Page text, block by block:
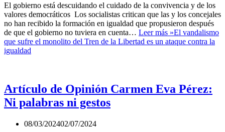
El gobierno está descuidando el cuidado de la convivencia y de los
valores democráticos Los socialistas critican que las y los concejales
no han recibido la formación en igualdad que propusieron después
de que el gobierno no tuviera en cuenta… Leer más »El vandalismo
que sufre el monolito del Tren de la Libertad es un ataque contra la
igualdad
Artículo de Opinión Carmen Eva Pérez:
Ni palabras ni gestos
08/03/202402/07/2024